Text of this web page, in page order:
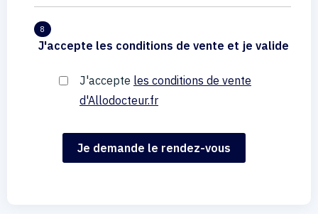
8
J'accepte les conditions de vente et je valide
J'accepte les conditions de vente
d'Allodocteur.fr